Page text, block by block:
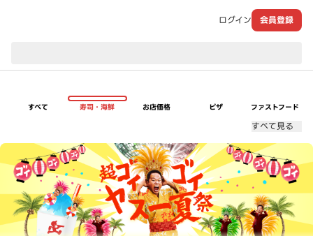
ログイン 会員登録
すべて 寿司・海鮮 お店価格 ピザ ファストフード
すべて見る
超ゴイゴイヤスー夏祭